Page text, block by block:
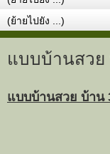
แบบบ้านสวย
แบบบ้านสวย บ้าน